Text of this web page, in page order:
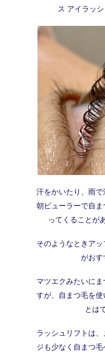
ス アイラッ
汗をかいたり、雨
朝ビューラーで自
ってくることが
そのようなときア
がおす
マツエクみたいに
すが、自まつ毛を使
とは
ラッシュリフトは
ジも少なく自まつ